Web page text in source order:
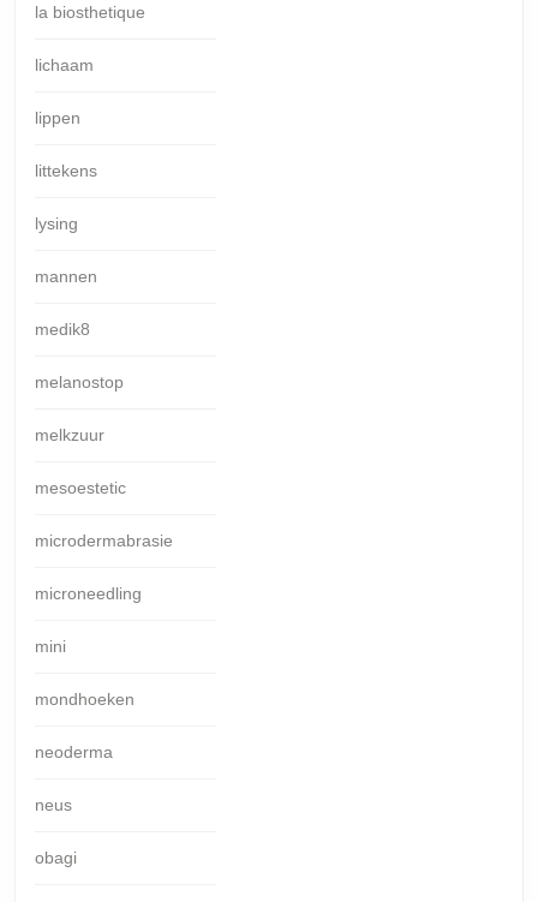
la biosthetique
lichaam
lippen
littekens
lysing
mannen
medik8
melanostop
melkzuur
mesoestetic
microdermabrasie
microneedling
mini
mondhoeken
neoderma
neus
obagi